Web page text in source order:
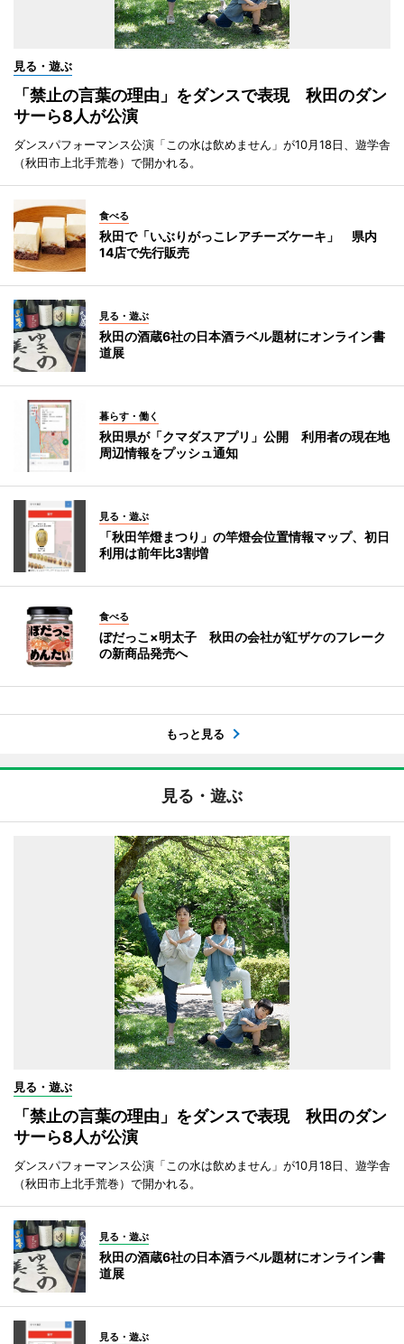
見る・遊ぶ
「禁止の言葉の理由」をダンスで表現 秋田のダン
サーら8人が公演
ダンスパフォーマンス公演「この水は飲めません」が10月18日、遊学舎
（秋田市上北手荒巻）で開かれる。
食べる
秋田で「いぶりがっこレアチーズケーキ」 県内
14店で先行販売
見る・遊ぶ
秋田の酒蔵6社の日本酒ラベル題材にオンライン書
道展
暮らす・働く
秋田県が「クマダスアプリ」公開 利用者の現在地
周辺情報をプッシュ通知
見る・遊ぶ
「秋田竿燈まつり」の竿燈会位置情報マップ、初日
利用は前年比3割増
食べる
ぼだっこ×明太子 秋田の会社が紅ザケのフレーク
の新商品発売へ
もっと見る
見る・遊ぶ
見る・遊ぶ
「禁止の言葉の理由」をダンスで表現 秋田のダン
サーら8人が公演
ダンスパフォーマンス公演「この水は飲めません」が10月18日、遊学舎
（秋田市上北手荒巻）で開かれる。
見る・遊ぶ
秋田の酒蔵6社の日本酒ラベル題材にオンライン書
道展
見る・遊ぶ